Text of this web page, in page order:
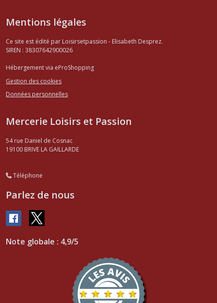
Mentions légales
Ce site est édité par Loisirsetpassion - Elisabeth Desprez.
SIREN : 38307642900026
Hébergement via eProShopping
Gestion des cookies
Données personnelles
Mercerie Loisirs et Passion
54 rue Daniel de Cosnac
19100 BRIVE LA GAILLARDE
Téléphone
Parlez de nous
Note globale : 4,9/5